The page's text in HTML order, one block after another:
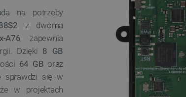
na potrzeby
z dwoma
A76, zapewnia
Dzięki 8 GB
64 GB oraz
sprawdzi się w
w projektach